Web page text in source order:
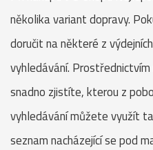
několika variant dopravy.
doručit na některé z
vyhledávání.
snadno zjistíte, kterou z
vyhledávání můžete využít
seznam nacházející se pod